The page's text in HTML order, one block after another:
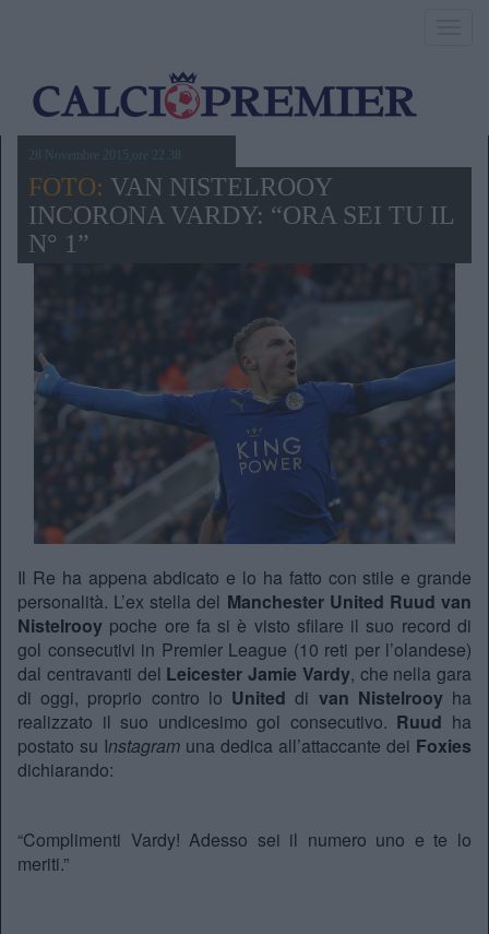
28 Novembre 2015,ore 22.38
FOTO: VAN NISTELROOY
INCORONA VARDY: “ORA SEI TU IL
N° 1”
Il Re ha appena abdicato e lo ha fatto con stile e grande
personalità. L’ex stella del Manchester United Ruud van
Nistelrooy poche ore fa si è visto sfilare il suo record di
gol consecutivi in Premier League (10 reti per l’olandese)
dal centravanti del Leicester Jamie Vardy, che nella gara
di oggi, proprio contro lo United di van Nistelrooyha
realizzato il suo undicesimo gol consecutivo. Ruud ha
postato su Instagram una dedica all’attaccante dei Foxies
dichiarando:
“Complimenti Vardy! Adesso sei il numero uno e te lo
meriti.”